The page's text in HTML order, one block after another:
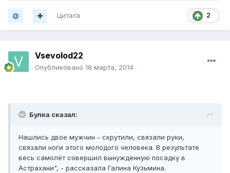
2
Цитата
Vsevolod22
Опубликовано 18 марта, 2014
Булка сказал:
Нашлись двое мужчин - скрутили, связали руки,
связали ноги этого молодого человека. В результате
весь самолёт совершил вынужденную посадку в
Астрахани", - рассказала Галина Кузьмина.